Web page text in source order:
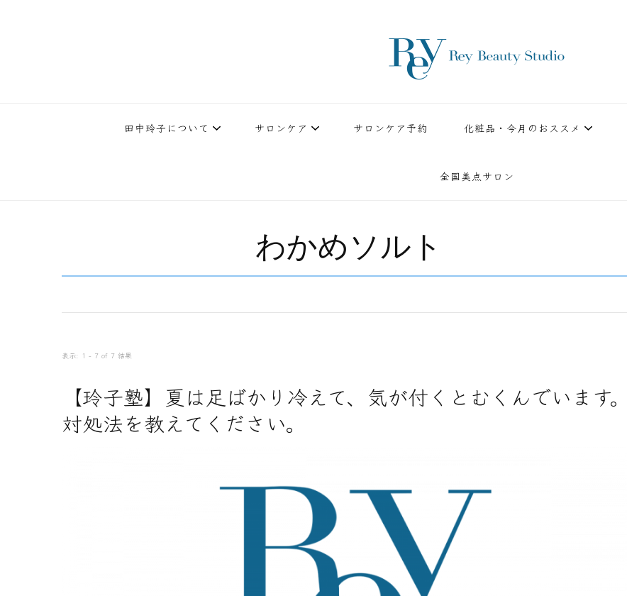
田中玲子について サロンケア サロンケア予約 化粧品・今月のおススメ
全国美点サロン
わかめソルト
表示: 1 - 7 of 7 結果
【玲子塾】夏は足ばかり冷えて、気が付くとむくんでいます。
対処法を教えてください。